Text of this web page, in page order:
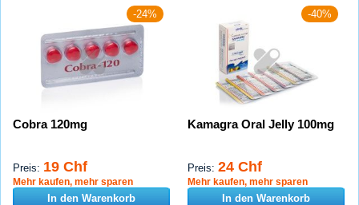
-24%
Cobra 120mg
Preis: 19 Chf
Mehr kaufen, mehr sparen
In den Warenkorb
-40%
Kamagra Oral Jelly 100mg
Preis: 24 Chf
Mehr kaufen, mehr sparen
In den Warenkorb